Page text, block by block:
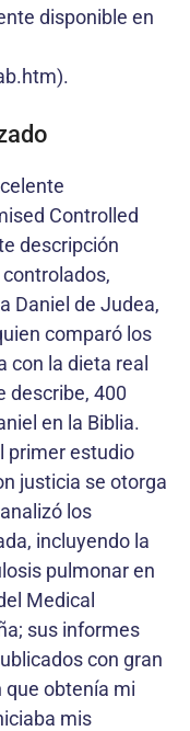
disponible en
Controlled
descripción
Daniel de Judea,
comparó los
con la dieta real
describe, 400
en la Biblia.
primer estudio
justicia se otorga
los
incluyendo la
pulmonar en
Medical
sus informes
con gran
que obtenía mi
mis